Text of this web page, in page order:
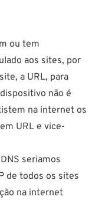
ou tem
aos sites, por
a URL, para
não é
na internet os
URL e vice-
seriamos
de todos os sites
na internet